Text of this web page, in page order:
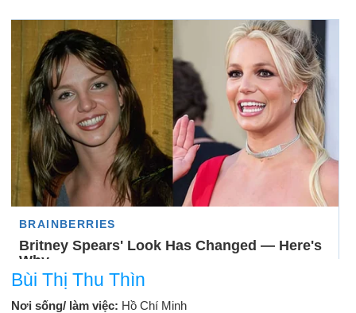
Bùi Thị Thu Thìn
Nơi sống/ làm việc: Hồ Chí Minh